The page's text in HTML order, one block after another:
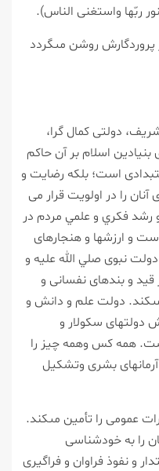
ربّها واستغنى الناس).
پروردگارش روشن مى‏گردد
دولتى كمال گرا،
اسلام بر آن حاكم
است؛ بلكه رضايت و
را در اولويت قرار مى
فكري و علمي مردم در
و ارزش‏ها و هنجارهاى
نبوى صلي الله عليه و
قيد و بندهاى نفسانى و
مى‏كند. دولت علم و دانش و
دولت‏هاى سكولار و
همه كس وهمه چيز را
بشرى وتشكيل
عمومى را تأمين مى‏كند.
را به خودشناسى
و نفوذ فراوان و فراگيرى